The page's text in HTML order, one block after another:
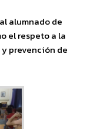
alumnado de
el respeto a la
prevención de